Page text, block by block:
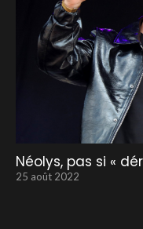
Néolys, pas si «
25 août 2022